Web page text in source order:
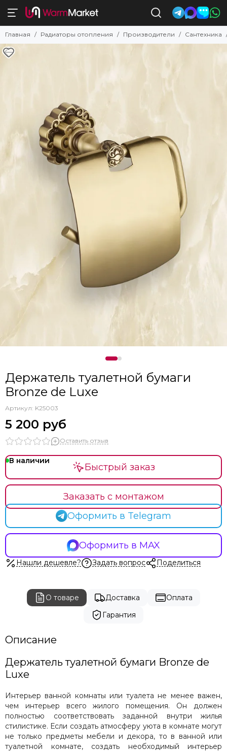
Главная Радиаторы отопления Производители Сантехника
Держатель туалетной бумаги
Bronze de Luxe
Артикул: K25003
5 200 руб
Оставить отзыв
В наличии
Быстрый заказ
Заказать с монтажом
Оформить в Telegram
Оформить в MAX
Нашли дешевле? Задать вопрос Поделиться
О товаре Доставка
Оплата
Гарантия
Описание
Держатель туалетной бумаги Bronze de
Luxe
Интерьер ванной комнаты или туалета не менее важен,
чем интерьер всего жилого помещения. Он должен
полностью соответствовать заданной внутри жилья
стилистике. Если создать атмосферу уюта в комнате могут
не только предметы мебели и декора, то в ванной или
туалетной комнате, создать необходимый интерьер